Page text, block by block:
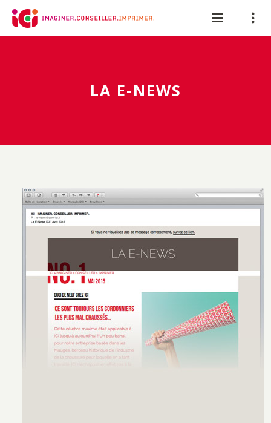
LA E-NEWS
Panneau de gestion des cookies